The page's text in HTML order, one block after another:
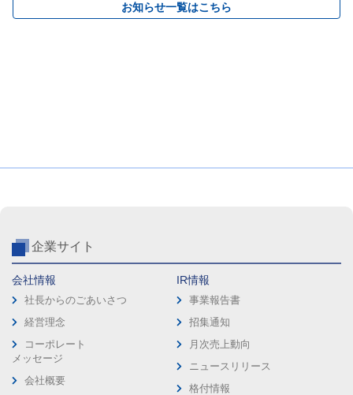
お知らせ一覧はこちら
企業サイト
会社情報
社長からのごあいさつ
経営理念
コーポレート
メッセージ
会社概要
IR情報
事業報告書
招集通知
月次売上動向
ニュースリリース
格付情報